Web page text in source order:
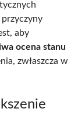
aby
ocena stanu
zwłaszcza w